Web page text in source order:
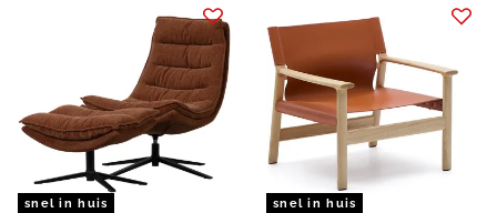
snel in huis snel in huis